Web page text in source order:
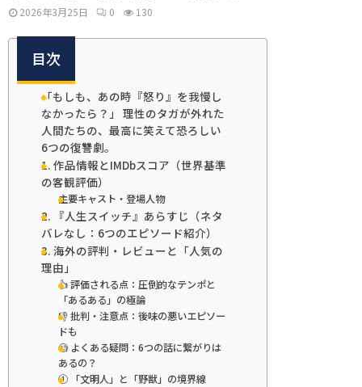
2026年3月25日 0 130
目次
「もしも、あの時『怒り』を我慢し
なかったら？」 理性のタガが外れた
人間たちの、最高に笑えて恐ろしい
6つの復讐劇。
1. 作品情報とIMDbスコア（世界基準
の客観評価）
主要キャスト・登場人物
2. 『人生スイッチ』あらすじ（ネタ
バレなし：6つのエピソード紹介）
3. 海外の評判・レビューと「人気の
理由」
👍 評価される点：圧倒的なテンポと
「あるある」の極論
👎 批判・注意点：後味の悪いエピソー
ドも
🧐 よくある疑問：6つの話に繋がりは
あるの？
① 「文明人」と「野獣」の境界線